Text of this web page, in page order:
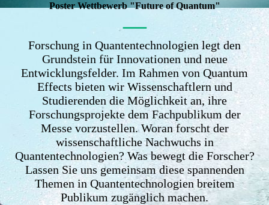
Poster Wettbewerb "Future of Quantum"
—
Forschung in Quantentechnologien legt den
Grundstein für Innovationen und neue
Entwicklungsfelder. Im Rahmen von Quantum
Effects bieten wir Wissenschaftlern und
Studierenden die Möglichkeit an, ihre
Forschungsprojekte dem Fachpublikum der
Messe vorzustellen. Woran forscht der
wissenschaftliche Nachwuchs in
Quantentechnologien? Was bewegt die Forscher?
Lassen Sie uns gemeinsam diese spannenden
Themen in Quantentechnologien breitem
Publikum zugänglich machen.